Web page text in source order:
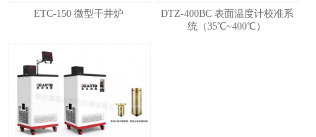
ETC-150 微型干井炉
DTZ-400BC 表面温度计校准系
统（35℃~400℃）